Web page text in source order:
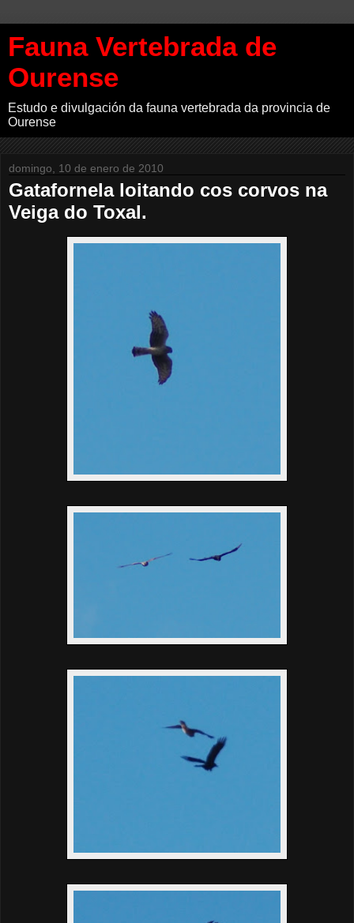
Fauna Vertebrada de
Ourense
Estudo e divulgación da fauna vertebrada da provincia de
Ourense
domingo, 10 de enero de 2010
Gatafornela loitando cos corvos na
Veiga do Toxal.